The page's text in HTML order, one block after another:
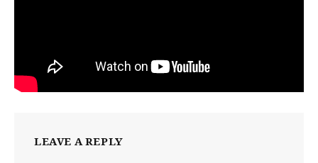
LEAVE A REPLY